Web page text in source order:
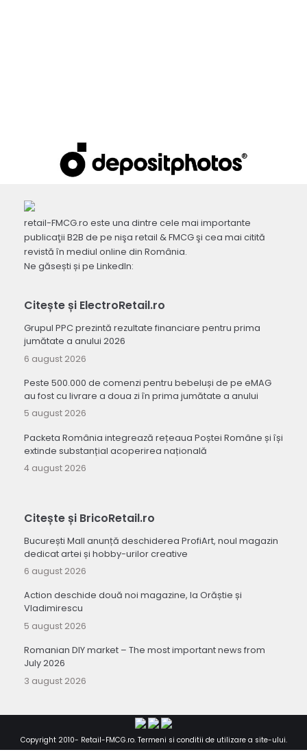
retail-FMCG.ro este una dintre cele mai importante
publicaţii B2B de pe nişa retail & FMCG şi cea mai citită
revistă în mediul online din România.
Ne găsești și pe LinkedIn:
Citește și ElectroRetail.ro
Grupul PPC prezintă rezultate financiare pentru prima
jumătate a anului 2026
6 august 2026
Peste 500.000 de comenzi pentru bebeluși de pe eMAG
au fost cu livrare a doua zi în prima jumătate a anului
5 august 2026
Packeta România integrează rețeaua Poștei Române și își
extinde substanțial acoperirea națională
4 august 2026
Citește și BricoRetail.ro
București Mall anunță deschiderea ProfiArt, noul magazin
dedicat artei și hobby-urilor creative
6 august 2026
Action deschide două noi magazine, la Orăștie și
Vladimirescu
5 august 2026
Romanian DIY market – The most important news from
July 2026
3 august 2026
Copyright 2010- Retail-FMCG.ro. Termeni si conditii de utilizare a site-ului.